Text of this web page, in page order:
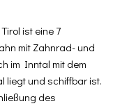
ist eine 7
mit Zahnrad- und
im Inntal mit dem
liegt und schiffbar ist.
des